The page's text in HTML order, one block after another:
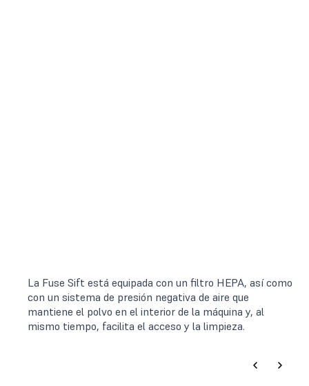
La Fuse Sift está equipada con un filtro HEPA, así como
con un sistema de presión negativa de aire que
mantiene el polvo en el interior de la máquina y, al
mismo tiempo, facilita el acceso y la limpieza.